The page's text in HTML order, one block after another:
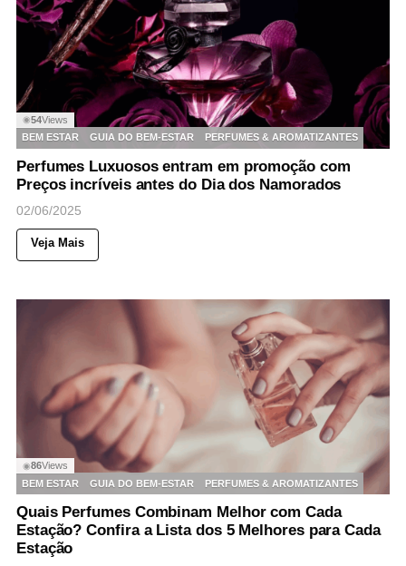
◉54Views
BEM ESTAR
GUIA DO BEM-ESTAR PERFUMES & AROMATIZANTES
Perfumes Luxuosos entram em promoção com
Preços incríveis antes do Dia dos Namorados
02/06/2025
Veja Mais
◉86Views
BEM ESTAR
GUIA DO BEM-ESTAR PERFUMES & AROMATIZANTES
Quais Perfumes Combinam Melhor com Cada
Estação? Confira a Lista dos 5 Melhores para Cada
Estação